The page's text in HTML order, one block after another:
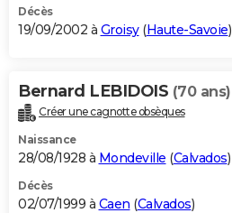
Décès
19/09/2002 à Groisy(Haute-Savoie)
Bernard LEBIDOIS (70 ans)
Créer une cagnotte obsèques
Naissance
28/08/1928 à Mondeville (Calvados)
Décès
02/07/1999 à Caen (Calvados)